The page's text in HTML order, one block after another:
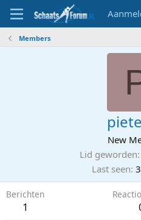
Members
New
Lid geworden
Last seen
Berichten
1